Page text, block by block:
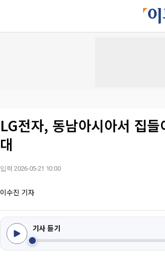
LG전자, 동남아시아서 집
대
입력 2026-05-21 10:00
이수진 기자
기사 듣기